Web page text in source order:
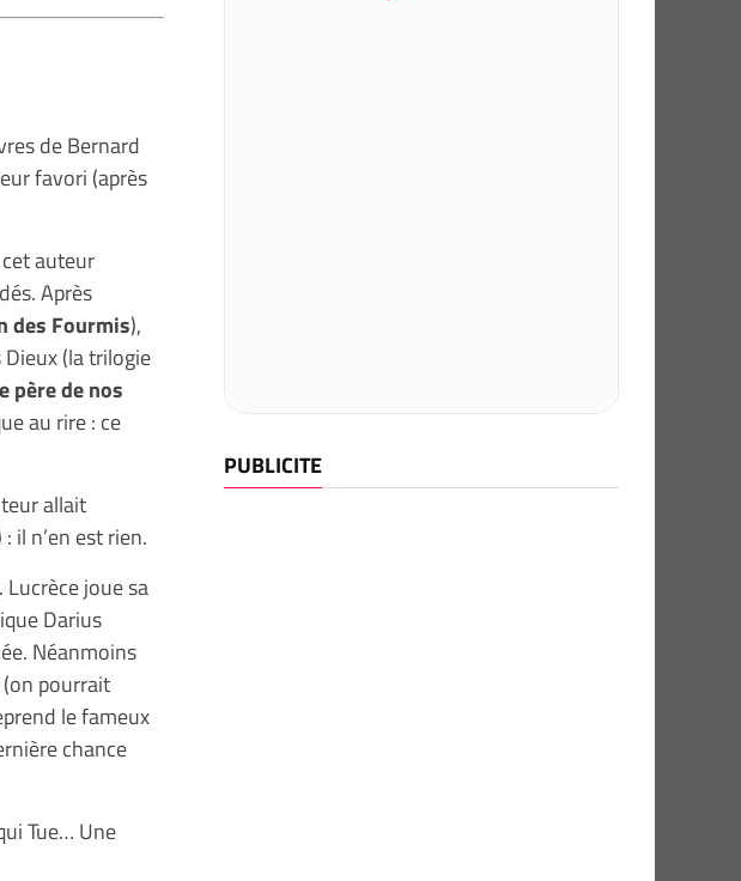
de Bernard
favori (après
auteur
Après
des Fourmis),
Dieux (la trilogie
père de nos
au rire : ce
allait
il n’en est rien.
joue sa
Darius
Néanmoins
pourrait
le fameux
chance
Tue… Une
PUBLICITE